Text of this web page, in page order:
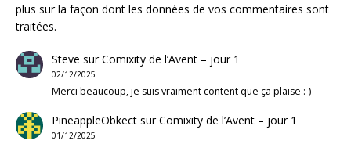
plus sur la façon dont les données de vos commentaires sont
traitées.
Steve surComixity de l’Avent – jour 1
02/12/2025
Merci beaucoup, je suis vraiment content que ça plaise :-)
PineappleObkectsurComixity de l’Avent – jour 1
01/12/2025